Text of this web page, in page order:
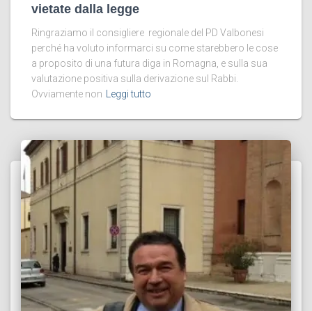
vietate dalla legge
Ringraziamo il consigliere regionale del PD Valbonesi
perché ha voluto informarci su come starebbero le cose
a proposito di una futura diga in Romagna, e sulla sua
valutazione positiva sulla derivazione sul Rabbi.
Ovviamente non Leggi tutto